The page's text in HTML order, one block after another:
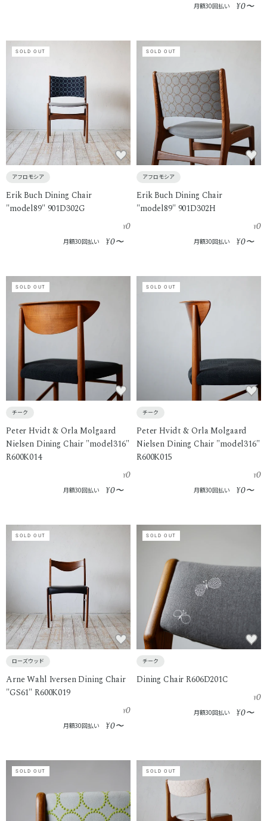
月額30回払い ¥0〜
SOLD OUT
アフロモシア
Erik Buch Dining Chair
"model89" 901D302G
¥0
月額30回払い ¥0〜
SOLD OUT
アフロモシア
Erik Buch Dining Chair
"model89" 901D302H
¥0
月額30回払い ¥0〜
SOLD OUT
チーク
Peter Hvidt & Orla Molgaard
Nielsen Dining Chair "model316"
R600K014
¥0
月額30回払い ¥0〜
SOLD OUT
チーク
Peter Hvidt & Orla Molgaard
Nielsen Dining Chair "model316"
R600K015
¥0
月額30回払い ¥0〜
SOLD OUT
ローズウッド
Arne Wahl Iversen Dining Chair
"GS61" R600K019
¥0
月額30回払い ¥0〜
SOLD OUT
チーク
Dining Chair R606D201C
¥0
月額30回払い ¥0〜
SOLD OUT SOLD OUT